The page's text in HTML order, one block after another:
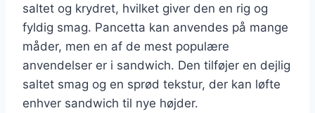
saltet og krydret, hvilket giver den en rig og
fyldig smag. Pancetta kan anvendes på mange
måder, men en af de mest populære
anvendelser er i sandwich. Den tilføjer en dejlig
saltet smag og en sprød tekstur, der kan løfte
enhver sandwich til nye højder.